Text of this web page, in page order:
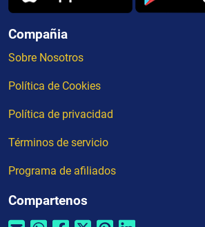
Compañia
Sobre Nosotros
Política de Cookies
Política de privacidad
Términos de servicio
Programa de afiliados
Compartenos